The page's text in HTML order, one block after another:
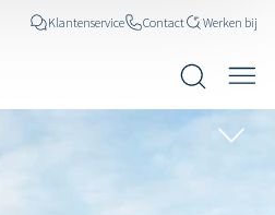
Klantenservice Contact Werken bij